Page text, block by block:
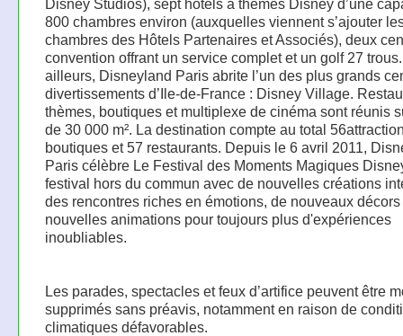
Disney Studios), sept hôtels à thèmes Disney d’une
800 chambres environ (auxquelles viennent s’ajouter
chambres des Hôtels Partenaires et Associés), deux
convention offrant un service complet et un golf 27
ailleurs, Disneyland Paris abrite l’un des plus grands
divertissements d’Ile-de-France : Disney Village.
thèmes, boutiques et multiplexe de cinéma sont réunis
de 30 000 m². La destination compte au total
boutiques et 57 restaurants. Depuis le 6 avril 2011,
Paris célèbre Le Festival des Moments Magiques
festival hors du commun avec de nouvelles créations
des rencontres riches en émotions, de nouveaux décors
nouvelles animations pour toujours plus d'expériences
inoubliables.
Les parades, spectacles et feux d’artifice peuvent être
supprimés sans préavis, notamment en raison de
climatiques défavorables.